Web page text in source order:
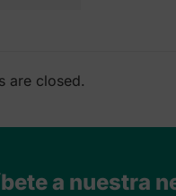
are closed.
a nuestra